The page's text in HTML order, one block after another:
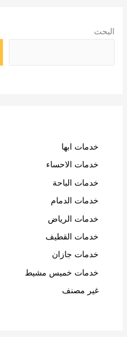
البحث
خدمات ابها
خدمات الاحساء
خدمات الباحة
خدمات الدمام
خدمات الرياض
خدمات القطيف
خدمات جازان
خدمات خميس مشيط
غير مصنف